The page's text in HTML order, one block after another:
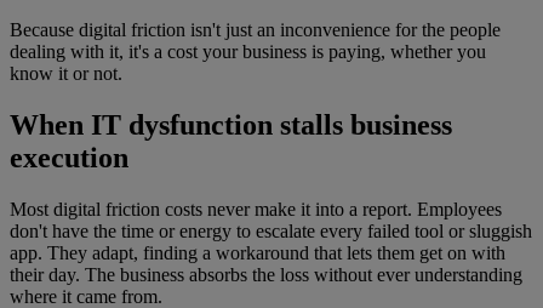
Because digital friction isn't just an inconvenience for the people
dealing with it, it's a cost your business is paying, whether you
know it or not.
When IT dysfunction stalls business
execution
Most digital friction costs never make it into a report. Employees
don't have the time or energy to escalate every failed tool or sluggish
app. They adapt, finding a workaround that lets them get on with
their day. The business absorbs the loss without ever understanding
where it came from.